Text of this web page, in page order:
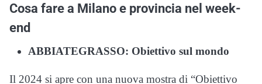
Cosa fare a Milano e provincia nel week-
end
ABBIATEGRASSO: Obiettivo sul mondo
Il 2024 si apre con una nuova mostra di “Obiettivo